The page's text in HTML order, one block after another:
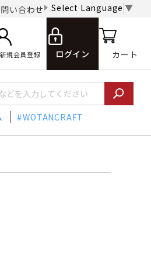
い合わせ Select Language ▼
新規会員登録 ログイン カート
WOTANCRAFT